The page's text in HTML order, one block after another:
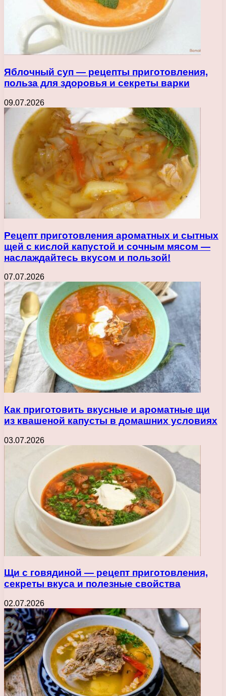
Яблочный суп — рецепты приготовления,
польза для здоровья и секреты варки
09.07.2026
Рецепт приготовления ароматных и сытных
щей с кислой капустой и сочным мясом —
наслаждайтесь вкусом и пользой!
07.07.2026
Как приготовить вкусные и ароматные щи
из квашеной капусты в домашних условиях
03.07.2026
Щи с говядиной — рецепт приготовления,
секреты вкуса и полезные свойства
02.07.2026